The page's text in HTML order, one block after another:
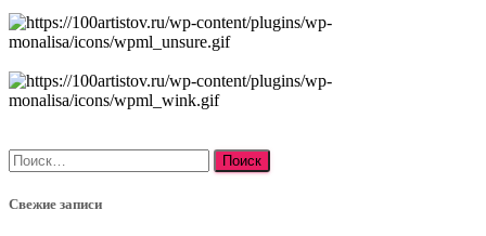
Найти:
Свежие записи